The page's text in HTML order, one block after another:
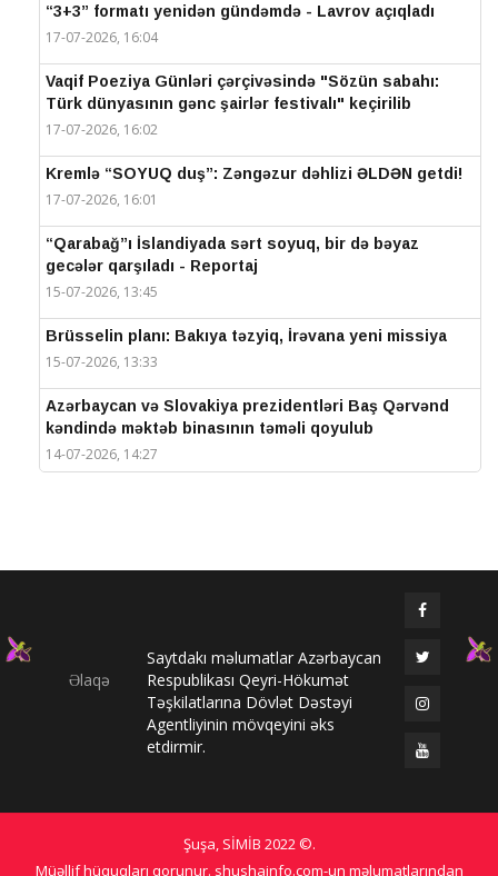
“3+3” formatı yenidən gündəmdə - Lavrov açıqladı
17-07-2026, 16:04
Vaqif Poeziya Günləri çərçivəsində "Sözün sabahı:
Türk dünyasının gənc şairlər festivalı" keçirilib
17-07-2026, 16:02
Kremlə “SOYUQ duş”: Zəngəzur dəhlizi ƏLDƏN getdi!
17-07-2026, 16:01
“Qarabağ”ı İslandiyada sərt soyuq, bir də bəyaz
gecələr qarşıladı - Reportaj
15-07-2026, 13:45
Brüsselin planı: Bakıya təzyiq, İrəvana yeni missiya
15-07-2026, 13:33
Azərbaycan və Slovakiya prezidentləri Baş Qərvənd
kəndində məktəb binasının təməli qoyulub
14-07-2026, 14:27
Prezidentlər Şuşada mətbuata bəyanatlarla çıxış
Elməddin Behbud: “IV Şuşa Qlobal Media Forumu
beynəlxalq media əməkdaşlığının nüfuzlu
platformasına çevrilib”
14-07-2026, 14:24
Qlobal Şuşa
Əlaqə
Saytdakı məlumatlar Azərbaycan
Respublikası Qeyri-Hökumət
Təşkilatlarına Dövlət Dəstəyi
Agentliyinin mövqeyini əks
etdirmir.
Şuşa, SİMİB 2022 ©.
Müəllif hüquqları qorunur. shushainfo.com-un məlumatlarından